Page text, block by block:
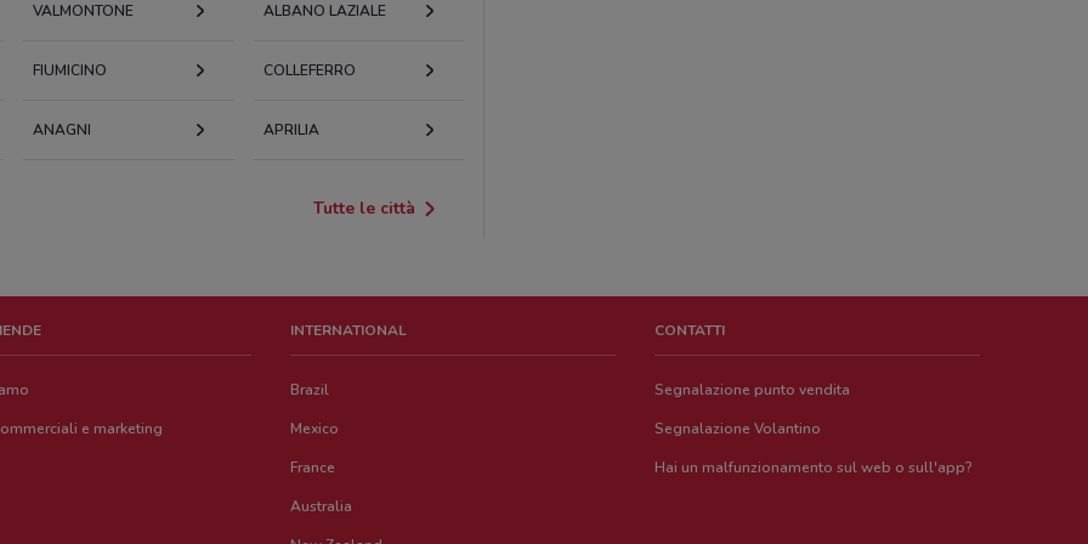
VALMONTONE ALBANO LAZIALE
FIUMICINO COLLEFERRO
ANAGNI APRILIA
Tutte le città
e marketing
INTERNATIONAL
Brazil
Mexico
France
Australia
CONTATTI
Segnalazione punto vendita
Segnalazione Volantino
Hai un malfunzionamento sul web o sull'app?